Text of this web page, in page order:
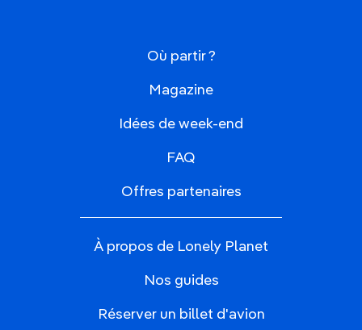
Où partir ?
Magazine
Idées de week-end
FAQ
Offres partenaires
À propos de Lonely Planet
Nos guides
Réserver un billet d'avion